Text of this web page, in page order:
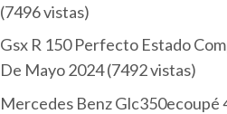
(7496 vistas)
Gsx R 150 Perfecto Estado
De Mayo 2024(7492 vistas)
Mercedes Benz Glc350ecoupé